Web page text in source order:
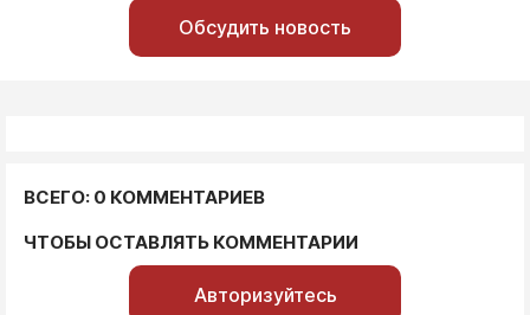
Обсудить новость
ВСЕГО: 0 КОММЕНТАРИЕВ
ЧТОБЫ ОСТАВЛЯТЬ КОММЕНТАРИИ
Авторизуйтесь